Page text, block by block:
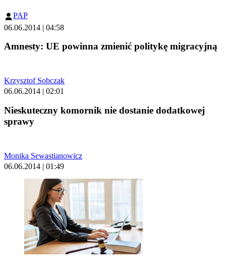
PAP
06.06.2014 | 04:58
Amnesty: UE powinna zmienić politykę migracyjną
Krzysztof Sobczak
06.06.2014 | 02:01
Nieskuteczny komornik nie dostanie dodatkowej
sprawy
Monika Sewastianowicz
06.06.2014 | 01:49